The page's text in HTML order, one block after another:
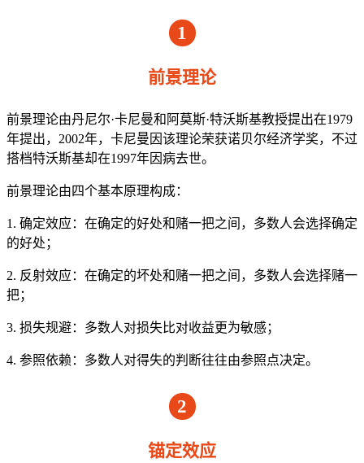
1
前景理论
前景理论由丹尼尔·卡尼曼和阿莫斯·特沃斯基教授提出在1979
年提出，2002年，卡尼曼因该理论荣获诺贝尔经济学奖，不过
搭档特沃斯基却在1997年因病去世。
前景理论由四个基本原理构成：
1. 确定效应：在确定的好处和赌一把之间，多数人会选择确定
的好处；
2. 反射效应：在确定的坏处和赌一把之间，多数人会选择赌一
把；
3. 损失规避：多数人对损失比对收益更为敏感；
4. 参照依赖：多数人对得失的判断往往由参照点决定。
2
锚定效应